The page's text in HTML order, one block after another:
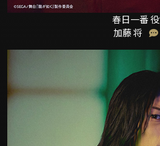
春日一番 役
加藤 将